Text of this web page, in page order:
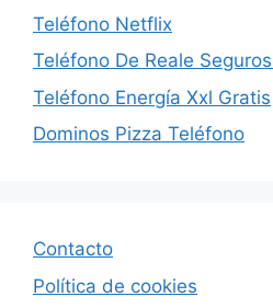
Teléfono Netflix
Teléfono De Reale
Teléfono Energía Xxl Gratis
Dominos Pizza Teléfono
Contacto
Política de cookies